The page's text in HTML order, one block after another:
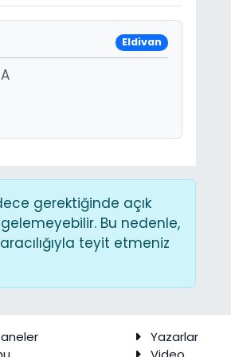
Eldivan
gerektiğinde açık
Bu nedenle,
teyit etmeniz
Yazarlar